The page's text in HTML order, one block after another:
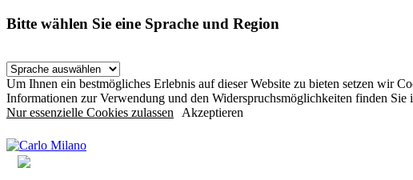
Bitte wählen Sie eine Sprache und Region
Um Ihnen ein bestmögliches Erlebnis auf dieser Website zu bieten setzen wir
Informationen zur Verwendung und den Widerspruchsmöglichkeiten finden Sie
Nur essenzielle Cookies zulassen Akzeptieren